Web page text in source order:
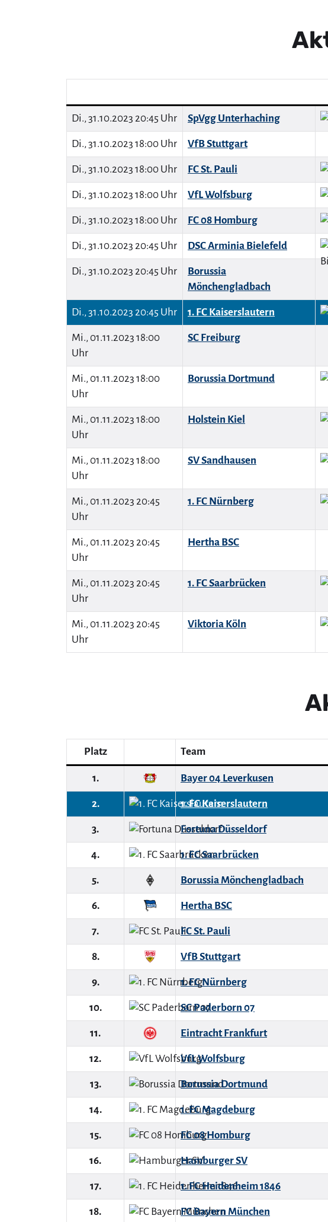
Di., 31.10.2023 20:45 Uhr SpVgg Unterhaching
Di., 31.10.2023 18:00 Uhr VfB Stuttgart
Di., 31.10.2023 18:00 Uhr FC St. Pauli
Di., 31.10.2023 18:00 Uhr VfL Wolfsburg
Di., 31.10.2023 18:00 Uhr FC 08 Homburg
Di., 31.10.2023 20:45 Uhr DSC Arminia Bielefeld
Di., 31.10.2023 20:45 Uhr
Borussia
Mönchengladbach
Di., 31.10.2023 20:45 Uhr 1. FC Kaiserslautern
Mi., 01.11.2023 18:00
Uhr
SC Freiburg
Mi., 01.11.2023 18:00
Uhr
Borussia Dortmund
Mi., 01.11.2023 18:00
Uhr
Holstein Kiel
Mi., 01.11.2023 18:00
Uhr
SV Sandhausen
Mi., 01.11.2023 20:45
Uhr
1. FC Nürnberg
Mi., 01.11.2023 20:45
Uhr
Hertha BSC
Mi., 01.11.2023 20:45
Uhr
1. FC Saarbrücken
Mi., 01.11.2023 20:45
Uhr
Viktoria Köln
Platz Team
1. Bayer 04 Leverkusen
2. 1. FC Kaiserslautern
3. Fortuna Düsseldorf
4. 1. FC Saarbrücken
5. Borussia Mönchengladbach
6. Hertha BSC
7. FC St. Pauli
8. VfB Stuttgart
9. 1. FC Nürnberg
10. SC Paderborn 07
11. Eintracht Frankfurt
12. VfL Wolfsburg
13. Borussia Dortmund
14. 1. FC Magdeburg
15. FC 08 Homburg
16. Hamburger SV
17. 1. FC Heidenheim 1846
18. FC Bayern München